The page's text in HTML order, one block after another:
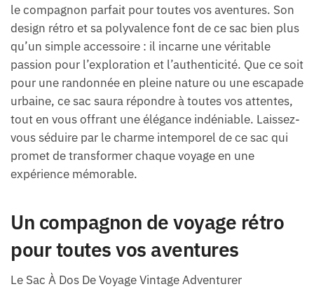
le compagnon parfait pour toutes vos aventures. Son
design rétro et sa polyvalence font de ce sac bien plus
qu’un simple accessoire : il incarne une véritable
passion pour l’exploration et l’authenticité. Que ce soit
pour une randonnée en pleine nature ou une escapade
urbaine, ce sac saura répondre à toutes vos attentes,
tout en vous offrant une élégance indéniable. Laissez-
vous séduire par le charme intemporel de ce sac qui
promet de transformer chaque voyage en une
expérience mémorable.
Un compagnon de voyage rétro
pour toutes vos aventures
Le Sac À Dos De Voyage Vintage Adventurer